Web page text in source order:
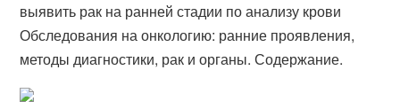
выявить рак на ранней стадии по анализу крови
Обследования на онкологию: ранние проявления,
методы диагностики, рак и органы. Содержание.